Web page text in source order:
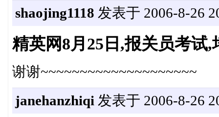
shaojing1118 发表于 2006-8-26
精英网8月25日,报关员考试
谢谢~~~~~~~~~~~~~~~~~~~~
janehanzhiqi 发表于 2006-8-26